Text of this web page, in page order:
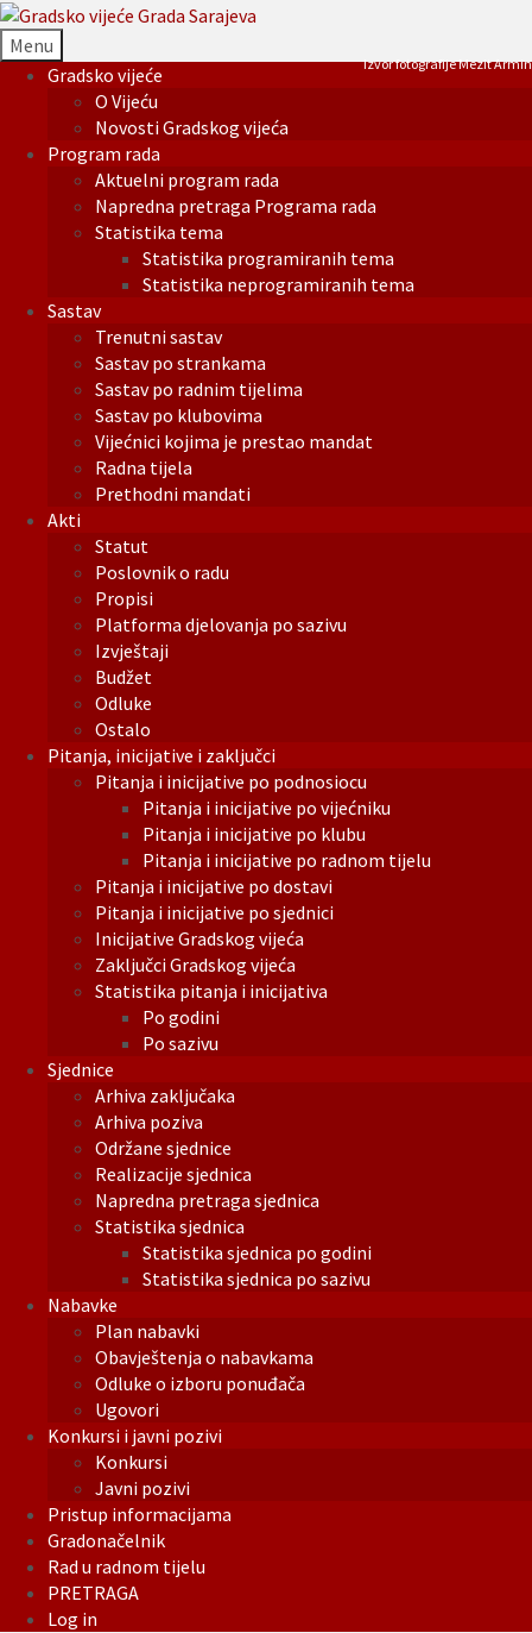
Menu
Gradsko vijeće
O Vijeću
Novosti Gradskog vijeća
Program rada
Aktuelni program rada
Napredna pretraga Programa rada
Statistika tema
Statistika programiranih tema
Statistika neprogramiranih tema
Sastav
Trenutni sastav
Sastav po strankama
Sastav po radnim tijelima
Sastav po klubovima
Vijećnici kojima je prestao mandat
Radna tijela
Prethodni mandati
Akti
Statut
Poslovnik o radu
Propisi
Platforma djelovanja po sazivu
Izvještaji
Budžet
Odluke
Ostalo
Pitanja, inicijative i zaključci
Pitanja i inicijative po podnosiocu
Pitanja i inicijative po vijećniku
Pitanja i inicijative po klubu
Pitanja i inicijative po radnom tijelu
Pitanja i inicijative po dostavi
Pitanja i inicijative po sjednici
Inicijative Gradskog vijeća
Zaključci Gradskog vijeća
Statistika pitanja i inicijativa
Po godini
Po sazivu
Sjednice
Arhiva zaključaka
Arhiva poziva
Održane sjednice
Realizacije sjednica
Napredna pretraga sjednica
Statistika sjednica
Statistika sjednica po godini
Statistika sjednica po sazivu
Nabavke
Plan nabavki
Obavještenja o nabavkama
Odluke o izboru ponuđača
Ugovori
Konkursi i javni pozivi
Konkursi
Javni pozivi
Pristup informacijama
Gradonačelnik
Rad u radnom tijelu
PRETRAGA
Log in
Izvor fotografije Mezit Armin